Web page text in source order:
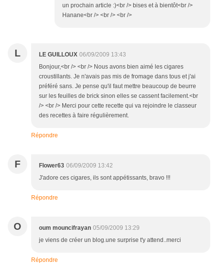
un prochain article :)<br /> bises et à bientôt<br />
Hanane<br /> <br /> <br />
L LE GUILLOUX 06/09/2009 13:43
Bonjour,<br /> <br /> Nous avons bien aimé les cigares
croustillants. Je n'avais pas mis de fromage dans tous et j'ai
préféré sans. Je pense qu'il faut mettre beaucoup de beurre
sur les feuilles de brick sinon elles se cassent facilement.<br
/> <br /> Merci pour cette recette qui va rejoindre le classeur
des recettes à faire régulièrement.
Répondre
F Flower63 06/09/2009 13:42
J'adore ces cigares, ils sont appétissants, bravo !!!
Répondre
O oum mouncifrayan 05/09/2009 13:29
je viens de créer un blog.une surprise t'y attend..merci
Répondre